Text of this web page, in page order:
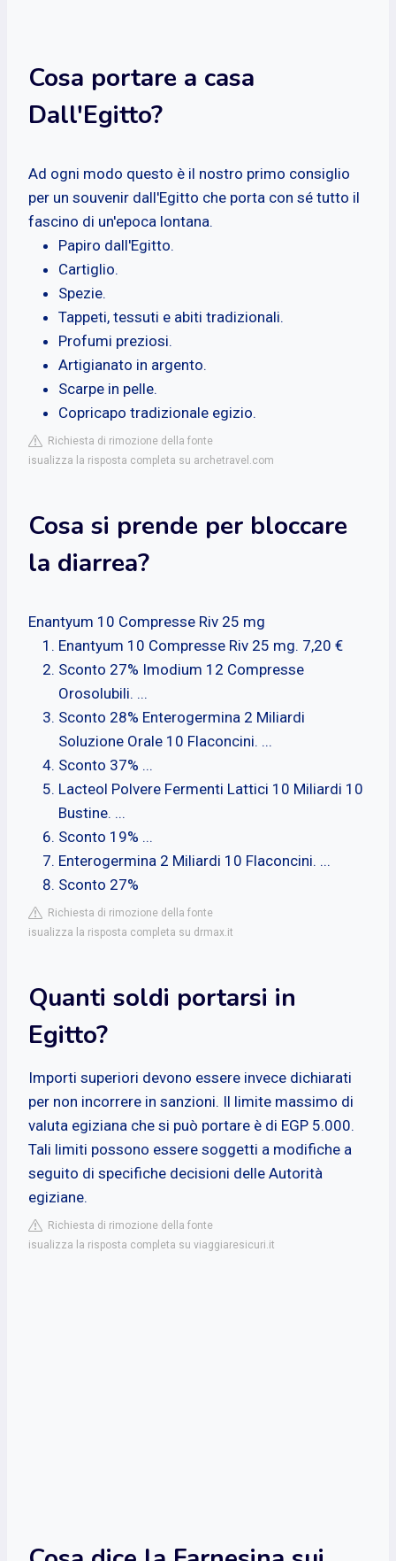
Cosa portare a casa
Dall'Egitto?
Ad ogni modo questo è il nostro primo consiglio
per un souvenir dall'Egitto che porta con sé tutto il
fascino di un'epoca lontana.
Papiro dall'Egitto.
Cartiglio.
Spezie.
Tappeti, tessuti e abiti tradizionali.
Profumi preziosi.
Artigianato in argento.
Scarpe in pelle.
Copricapo tradizionale egizio.
Richiesta di rimozione della fonte
isualizza la risposta completa su archetravel.com
Cosa si prende per bloccare
la diarrea?
Enantyum 10 Compresse Riv 25 mg
Enantyum 10 Compresse Riv 25 mg. 7,20 €
Sconto 27% Imodium 12 Compresse
Orosolubili. ...
Sconto 28% Enterogermina 2 Miliardi
Soluzione Orale 10 Flaconcini. ...
Sconto 37% ...
Lacteol Polvere Fermenti Lattici 10 Miliardi 10
Bustine. ...
Sconto 19% ...
Enterogermina 2 Miliardi 10 Flaconcini. ...
Sconto 27%
Richiesta di rimozione della fonte
isualizza la risposta completa su drmax.it
Quanti soldi portarsi in
Egitto?
Importi superiori devono essere invece dichiarati
per non incorrere in sanzioni. Il limite massimo di
valuta egiziana che si può portare è di EGP 5.000.
Tali limiti possono essere soggetti a modifiche a
seguito di specifiche decisioni delle Autorità
egiziane.
Richiesta di rimozione della fonte
isualizza la risposta completa su viaggiaresicuri.it